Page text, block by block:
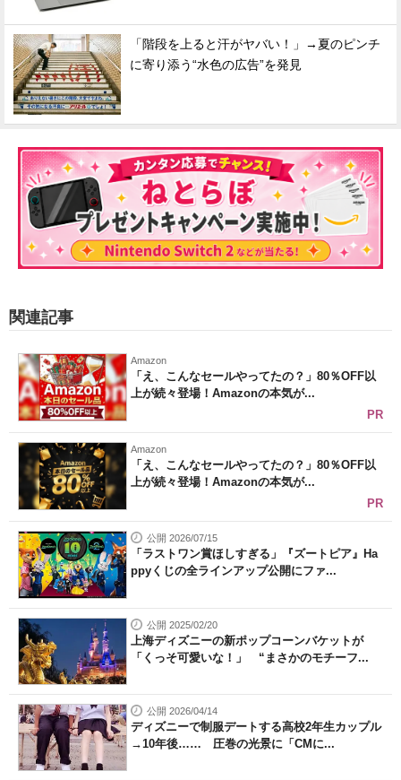
「階段を上ると汗がヤバい！」→夏のピンチ
に寄り添う“水色の広告”を発見
関連記事
Amazon
「え、こんなセールやってたの？」80％OFF以
上が続々登場！Amazonの本気が...
PR
Amazon
「え、こんなセールやってたの？」80％OFF以
上が続々登場！Amazonの本気が...
PR
公開 2026/07/15
「ラストワン賞ほしすぎる」『ズートピア』Ha
ppyくじの全ラインアップ公開にファ...
公開 2025/02/20
上海ディズニーの新ポップコーンバケットが
「くっそ可愛いな！」 “まさかのモチーフ...
公開 2026/04/14
ディズニーで制服デートする高校2年生カップル
→10年後…… 圧巻の光景に「CMに...